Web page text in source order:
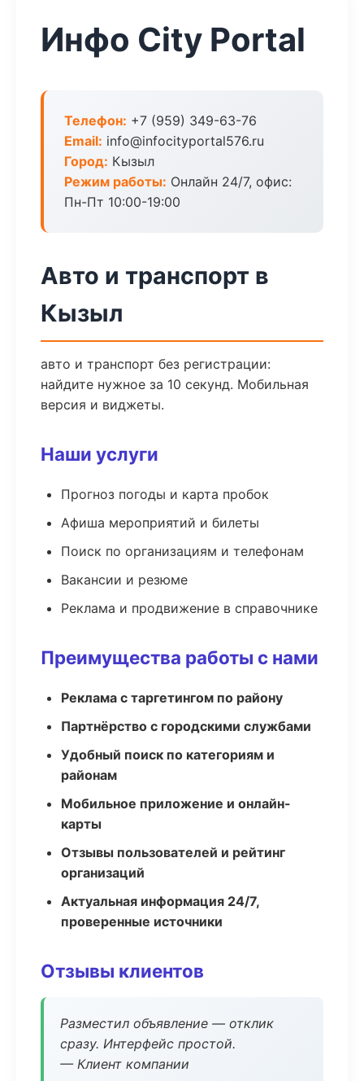
Инфо City Portal
Телефон: +7 (959) 349-63-76
Email: info@infocityportal576.ru
Город: Кызыл
Режим работы: Онлайн 24/7, офис:
Пн-Пт 10:00-19:00
Авто и транспорт в
Кызыл
авто и транспорт без регистрации:
найдите нужное за 10 секунд. Мобильная
версия и виджеты.
Наши услуги
Прогноз погоды и карта пробок
Афиша мероприятий и билеты
Поиск по организациям и телефонам
Вакансии и резюме
Реклама и продвижение в справочнике
Преимущества работы с нами
Реклама с таргетингом по району
Партнёрство с городскими службами
Удобный поиск по категориям и
районам
Мобильное приложение и онлайн-
карты
Отзывы пользователей и рейтинг
организаций
Актуальная информация 24/7,
проверенные источники
Отзывы клиентов
Разместил объявление — отклик
сразу. Интерфейс простой.
— Клиент компании